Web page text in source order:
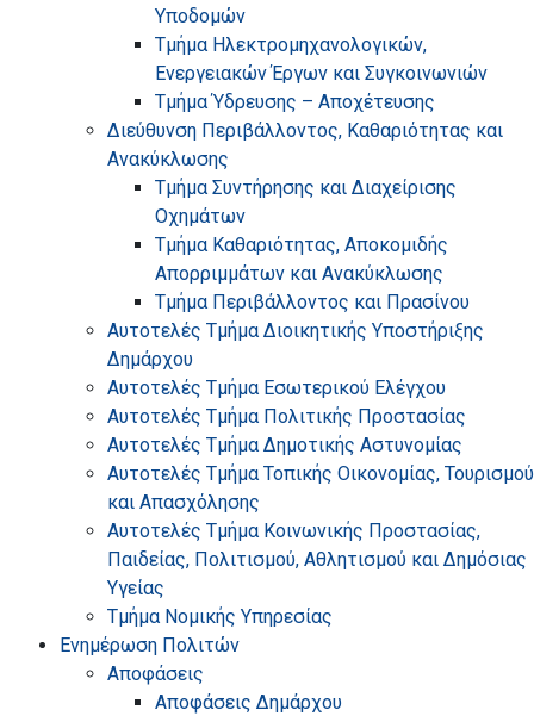
Υποδομών
Τμήμα Ηλεκτρομηχανολογικών,
Ενεργειακών Έργων και Συγκοινωνιών
Τμήμα Ύδρευσης – Αποχέτευσης
Διεύθυνση Περιβάλλοντος, Καθαριότητας και
Ανακύκλωσης
Τμήμα Συντήρησης και Διαχείρισης
Οχημάτων
Τμήμα Καθαριότητας, Αποκομιδής
Απορριμμάτων και Ανακύκλωσης
Τμήμα Περιβάλλοντος και Πρασίνου
Αυτοτελές Τμήμα Διοικητικής Υποστήριξης
Δημάρχου
Αυτοτελές Τμήμα Εσωτερικού Ελέγχου
Αυτοτελές Τμήμα Πολιτικής Προστασίας
Αυτοτελές Τμήμα Δημοτικής Αστυνομίας
Αυτοτελές Τμήμα Τοπικής Οικονομίας, Τουρισμού
και Απασχόλησης
Αυτοτελές Τμήμα Κοινωνικής Προστασίας,
Παιδείας, Πολιτισμού, Αθλητισμού και Δημόσιας
Υγείας
Τμήμα Νομικής Υπηρεσίας
Ενημέρωση Πολιτών
Αποφάσεις
Αποφάσεις Δημάρχου